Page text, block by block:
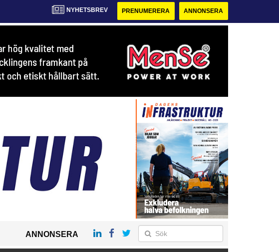
NYHETSBREV PRENUMERERA ANNONSERA
ANNONSERA